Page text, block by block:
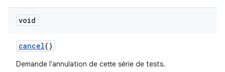
void
cancel()
Demande l'annulation de cette série de tests.